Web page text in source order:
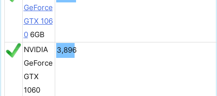
GeForce
GTX 106
06GB
NVIDIA
GeForce
GTX
1060
3,896